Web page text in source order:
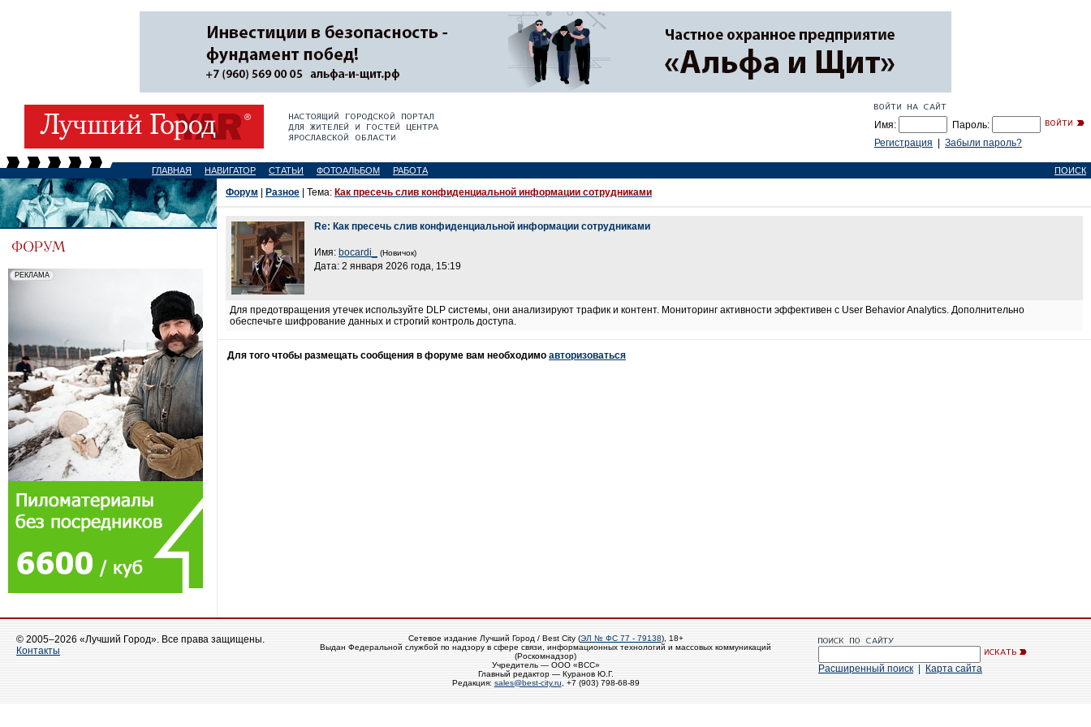
Имя:
Пароль:
Регистрация
Забыли пароль?
ГЛАВНАЯ НАВИГАТОР СТАТЬИ ФОТОАЛЬБОМ РАБОТА ПОИСК
Форум Разное | Тема: Как пресечь слив конфиденциальной информации сотрудниками
Re: Как пресечь слив конфиденциальной информации сотрудниками
Имя: bocardi_ (Новичок)
Дата: 2 января 2026 года, 15:19
Для предотвращения утечек используйте DLP системы, они анализируют трафик и контент. Мониторинг активности эффективен с User Behavior Analytics. Дополнительно
обеспечьте шифрование данных и строгий контроль доступа.
Для того чтобы размещать сообщения в форуме вам необходимо авторизоваться
© 2005–2026 «Лучший Город». Все права защищены.
Контакты
Сетевое издание Лучший Город / Best City (ЭЛ № ФС 77 - 79138), 18+
Выдан Федеральной службой по надзору в сфере связи, информационных технологий и массовых коммуникаций
(Роскомнадзор)
Учредитель — ООО «ВСС»
Главный редактор — Куранов Ю.Г.
Редакция: sales@best-city.ru , +7 (903) 798-68-89
Расширенный поиск Карта сайта